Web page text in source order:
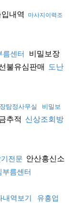
내역
마사지이력조
름센터
비밀보장
불유심판매
도난
탐정사무실
비밀보
추적 신상조회방
전문 안산흥신소
부름센터
내역보기
유흥업